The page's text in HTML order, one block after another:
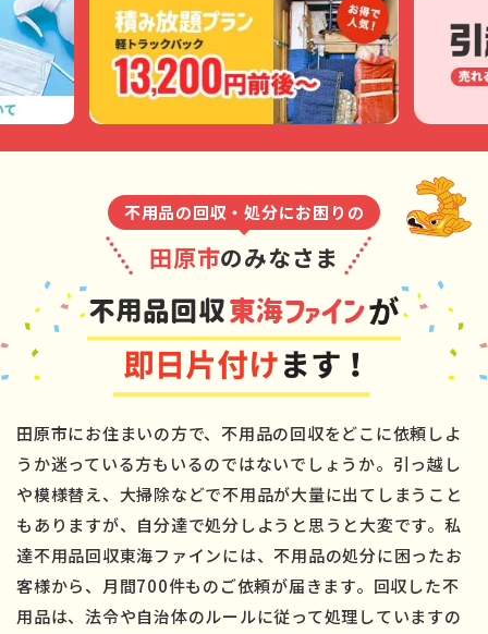
不用品の回収・処分にお困りの
田原市のみなさま
田原市にお住まいの方で、不用品の回収をどこに依頼しよ
うか迷っている方もいるのではないでしょうか。引っ越し
や模様替え、大掃除などで不用品が大量に出てしまうこと
もありますが、自分達で処分しようと思うと大変です。私
達不用品回収東海ファインには、不用品の処分に困ったお
客様から、月間700件ものご依頼が届きます。回収した不
用品は、法令や自治体のルールに従って処理していますの